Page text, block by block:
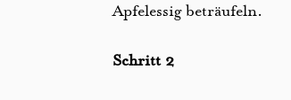
Apfelessig beträufeln.
Schritt 2